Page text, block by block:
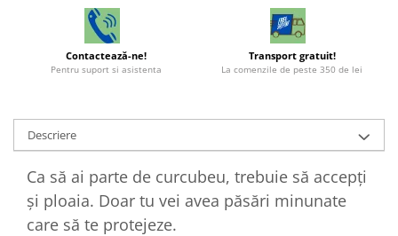
Contactează-ne!
Pentru suport si asistenta
Transport gratuit!
La comenzile de peste 350 de lei
Descriere
Ca să ai parte de curcubeu, trebuie să accepți
și ploaia. Doar tu vei avea păsări minunate
care să te protejeze.